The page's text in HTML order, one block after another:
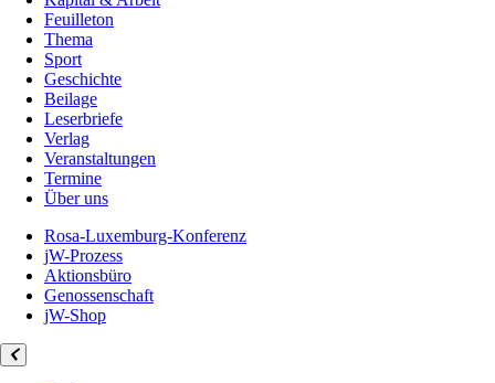
Feuilleton
Thema
Sport
Geschichte
Beilage
Leserbriefe
Verlag
Veranstaltungen
Termine
Über uns
Rosa-Luxemburg-Konferenz
jW-Prozess
Aktionsbüro
Genossenschaft
jW-Shop